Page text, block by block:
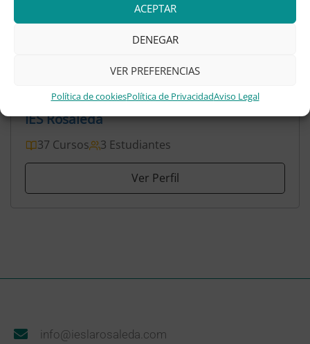
ACEPTAR
DENEGAR
VER PREFERENCIAS
Política de cookiesPolítica de PrivacidadAviso Legal
IES Rosaleda
37 Cursos 3 Estudiantes
Ver Perfil
info@ieslarosaleda.com